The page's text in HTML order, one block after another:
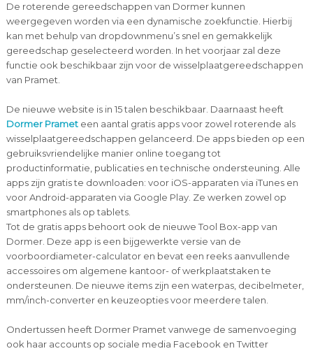
De roterende gereedschappen van Dormer kunnen
weergegeven worden via een dynamische zoekfunctie. Hierbij
kan met behulp van dropdownmenu’s snel en gemakkelijk
gereedschap geselecteerd worden. In het voorjaar zal deze
functie ook beschikbaar zijn voor de wisselplaatgereedschappen
van Pramet.
De nieuwe website is in 15 talen beschikbaar. Daarnaast heeft
Dormer Pramet een aantal gratis apps voor zowel roterende als
wisselplaatgereedschappen gelanceerd. De apps bieden op een
gebruiksvriendelijke manier online toegang tot
productinformatie, publicaties en technische ondersteuning. Alle
apps zijn gratis te downloaden: voor iOS-apparaten via iTunes en
voor Android-apparaten via Google Play. Ze werken zowel op
smartphones als op tablets.
Tot de gratis apps behoort ook de nieuwe Tool Box-app van
Dormer. Deze app is een bijgewerkte versie van de
voorboordiameter-calculator en bevat een reeks aanvullende
accessoires om algemene kantoor- of werkplaatstaken te
ondersteunen. De nieuwe items zijn een waterpas, decibelmeter,
mm/inch-converter en keuzeopties voor meerdere talen.
Ondertussen heeft Dormer Pramet vanwege de samenvoeging
ook haar accounts op sociale media Facebook en Twitter